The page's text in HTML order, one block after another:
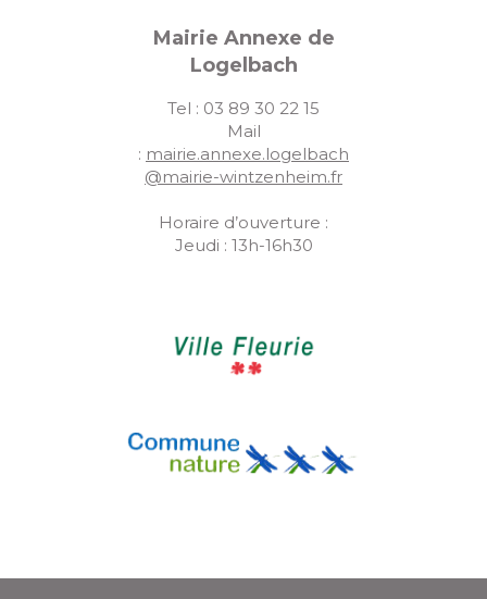
Mairie Annexe de
Logelbach
Tel : 03 89 30 22 15
Mail
: mairie.annexe.logelbach
@mairie-wintzenheim.fr
Horaire d’ouverture :
Jeudi : 13h-16h30